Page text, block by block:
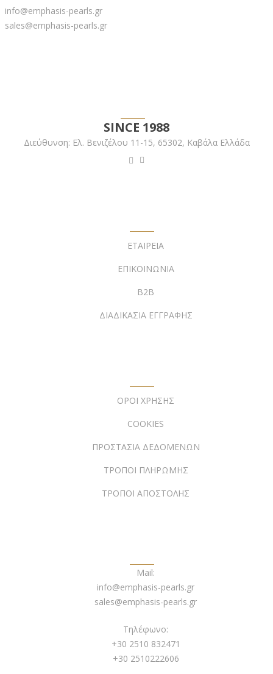
info@emphasis-pearls.gr
sales@emphasis-pearls.gr
SINCE 1988
Διεύθυνση: Ελ. Βενιζέλου 11-15, 65302, Καβάλα Ελλάδα
ΕΤΑΙΡΕΙΑ
ΕΠΙΚΟΙΝΩΝΙΑ
B2B
ΔΙΑΔΙΚΑΣΙΑ ΕΓΓΡΑΦΗΣ
ΟΡΟΙ ΧΡΗΣΗΣ
COOKIES
ΠΡΟΣΤΑΣΙΑ ΔΕΔΟΜΕΝΩΝ
ΤΡΟΠΟΙ ΠΛΗΡΩΜΗΣ
ΤΡΟΠΟΙ ΑΠΟΣΤΟΛΗΣ
Mail:
info@emphasis-pearls.gr
sales@emphasis-pearls.gr
Τηλέφωνο:
+30 2510 832471
+30 2510222606